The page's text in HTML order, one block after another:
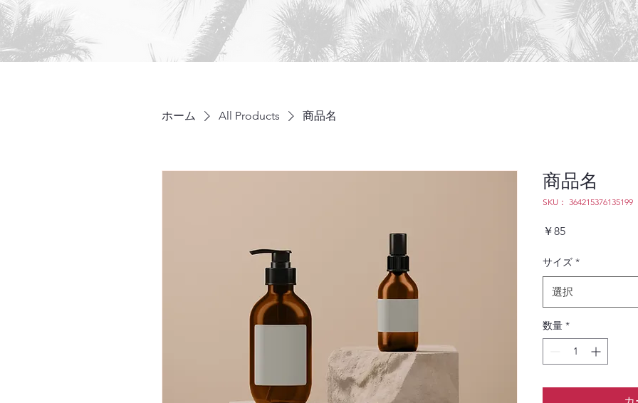
ホーム All Products 商品名
商品名
SKU： 364215376135199
￥85価
サイズ *
選択
数量 *